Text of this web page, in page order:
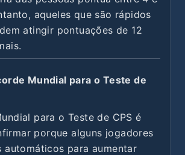
aqueles que são rápidos
atingir pontuações de 12
Mundial para o Teste de
para o Teste de CPS é
porque alguns jogadores
automáticos para aumentar